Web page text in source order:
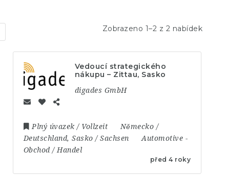
Zobrazeno 1–2 z 2 nabídek
Vedoucí strategického
nákupu – Zittau, Sasko
před 4 roky
digades GmbH
Plný úvazek / Vollzeit
Německo /
Deutschland,Sasko / Sachsen Automotive -
Obchod / Handel